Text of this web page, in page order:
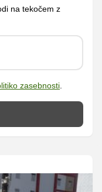
na tekočem z
zasebnosti